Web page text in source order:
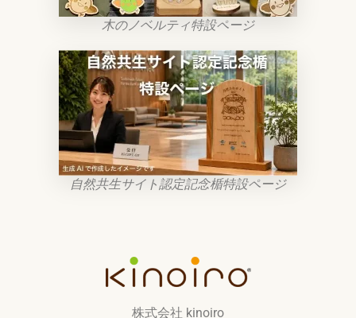
木のノベルティ特設ページ
自然共生サイト認定記念楯特設ページ
株式会社 kinoiro